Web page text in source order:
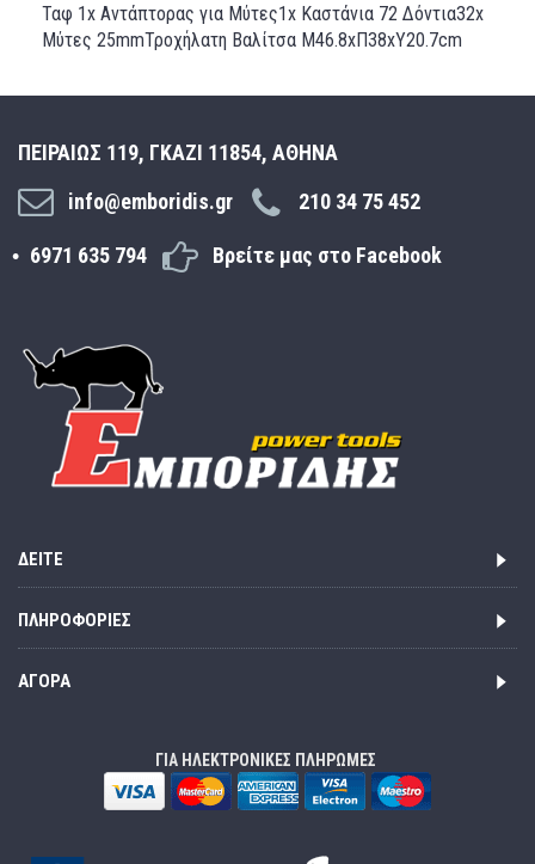
Ταφ 1x Αντάπτορας για Μύτες1x Καστάνια 72 Δόντια32x
Μύτες 25mmΤροχήλατη Βαλίτσα Μ46.8xΠ38xY20.7cm
ΠΕΙΡΑΙΩΣ 119, ΓΚΑΖΙ 11854, ΑΘΗΝΑ
info@emboridis.gr
210 34 75 452
6971 635 794 Βρείτε μας στο Facebook
ΔΕΊΤΕ
ΠΛΗΡΟΦΟΡΊΕΣ
ΑΓΟΡΆ
ΓΙΑ ΗΛΕΚΤΡΟΝΙΚΕΣ ΠΛΗΡΩΜΕΣ